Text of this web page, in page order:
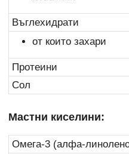
Въглехидрати
от които захари
Протеини
Сол
Мастни киселини:
Омега-3 (алфа-